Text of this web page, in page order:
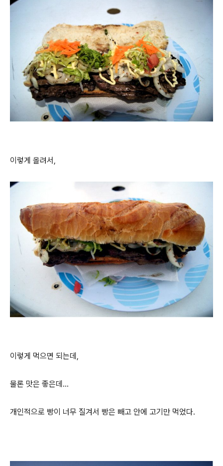
이렇게 올려서,
이렇게 먹으면 되는데,
물론 맛은 좋은데...
개인적으로 빵이 너무 질겨서 빵은 빼고 안에 고기만 먹었다.